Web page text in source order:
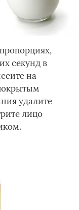
секунд в
на
удалите
лицо